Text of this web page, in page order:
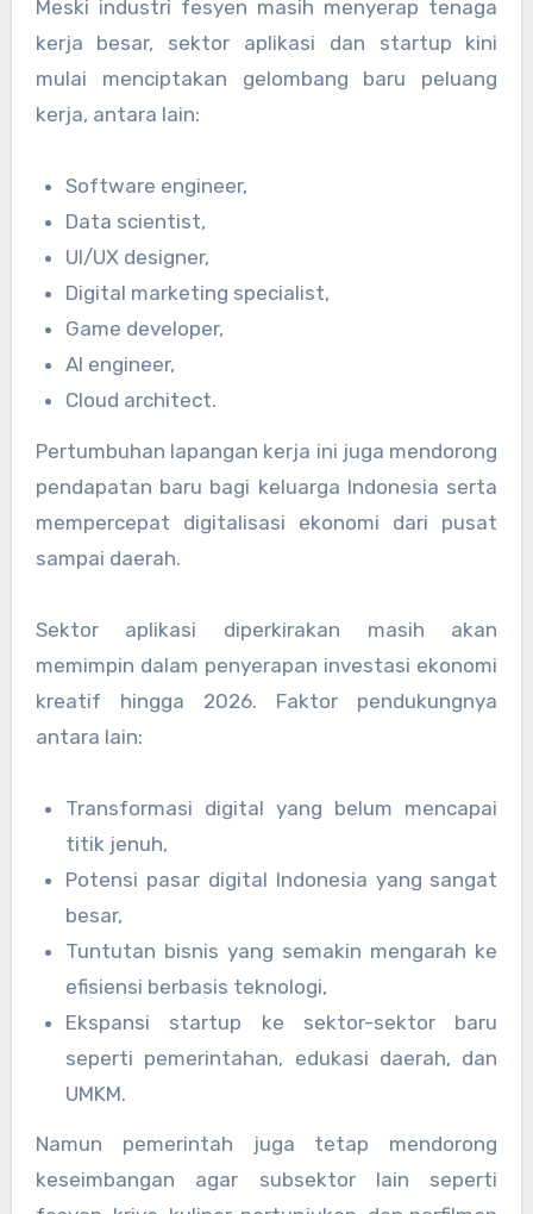
Meski industri fesyen masih menyerap tenaga
kerja besar, sektor aplikasi dan startup kini
mulai menciptakan gelombang baru peluang
kerja, antara lain:
Software engineer,
Data scientist,
UI/UX designer,
Digital marketing specialist,
Game developer,
AI engineer,
Cloud architect.
Pertumbuhan lapangan kerja ini juga mendorong
pendapatan baru bagi keluarga Indonesia serta
mempercepat digitalisasi ekonomi dari pusat
sampai daerah.
Sektor aplikasi diperkirakan masih akan
memimpin dalam penyerapan investasi ekonomi
kreatif hingga 2026. Faktor pendukungnya
antara lain:
Transformasi digital yang belum mencapai
titik jenuh,
Potensi pasar digital Indonesia yang sangat
besar,
Tuntutan bisnis yang semakin mengarah ke
efisiensi berbasis teknologi,
Ekspansi startup ke sektor-sektor baru
seperti pemerintahan, edukasi daerah, dan
UMKM.
Namun pemerintah juga tetap mendorong
keseimbangan agar subsektor lain seperti